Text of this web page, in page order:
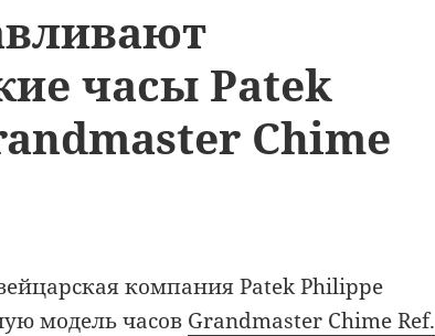
часы Patek
Chime
компания Patek Philippe
модель часов Grandmaster Chime Ref.